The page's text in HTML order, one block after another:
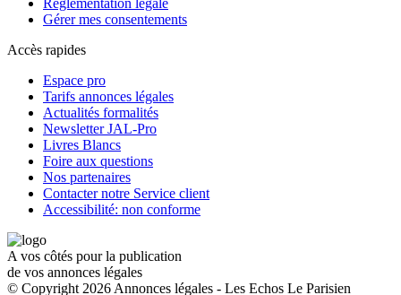
Gérer mes consentements
Accès rapides
Espace pro
Tarifs annonces légales
Actualités formalités
Newsletter JAL-Pro
Livres Blancs
Foire aux questions
Nos partenaires
Contacter notre Service client
Accessibilité: non conforme
A vos côtés pour la publication
de vos annonces légales
© Copyright 2026 Annonces légales - Les Echos Le Parisien